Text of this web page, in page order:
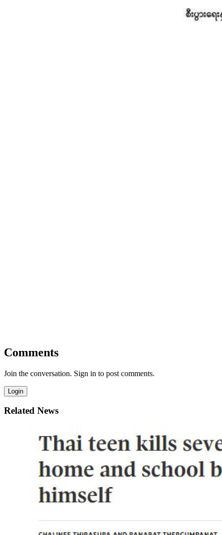
Comments
Join the conversation. Sign in to post comments.
Login
Related News